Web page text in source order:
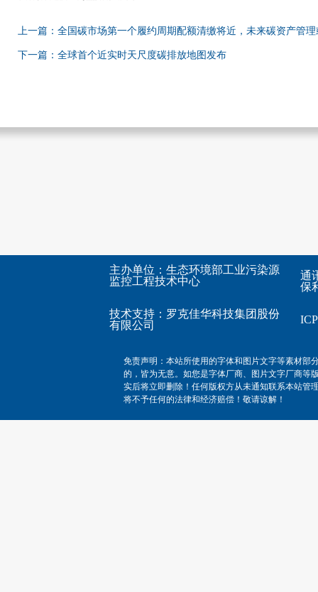
上一篇：全国碳市场第一个履约周期配额清缴将近，未来碳资产管
下一篇：全球首个近实时天尺度碳排放地图发布
主办单位：生态环境部工业污染源
监控工程技术中心
技术支持： 罗克佳华科技集团股份
有限公司
通
保
免责声明：本站所使用的字体和图片文字等素材部
的，皆为无意。如您是字体厂商、图片文字厂商等
实后将立即删除！任何版权方从未通知联系本站管
将不予任何的法律和经济赔偿！敬请谅解！